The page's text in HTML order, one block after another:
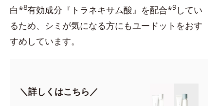
白*8有効成分『トラネキサム酸』を配合*9 してい
るため、シミが気になる方にもユードットをおす
すめしています。
＼詳しくはこちら／